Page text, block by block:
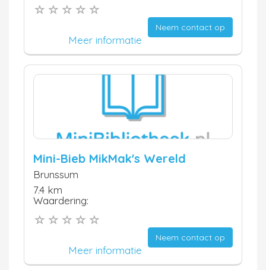
Neem contact op
Meer informatie
Mini-Bieb MikMak's Wereld
Brunssum
7.4 km
Waardering:
Neem contact op
Meer informatie